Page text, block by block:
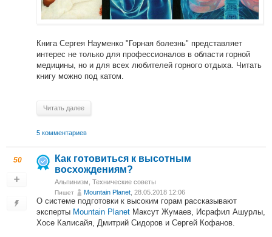
Книга Сергея Науменко "Горная болезнь" представляет
интерес не только для профессионалов в области горной
медицины, но и для всех любителей горного отдыха. Читать
книгу можно под катом.
Читать далее
5 комментариев
50
Как готовиться к высотным
восхождениям?
Альпинизм Технические советы
Пишет Mountain Planet , 28.05.2018 12:06
О системе подготовки к высоким горам рассказывают
эксперты Mountain Planet Максут Жумаев, Исрафил Ашурлы,
Хосе Калисайя, Дмитрий Сидоров и Сергей Кофанов.